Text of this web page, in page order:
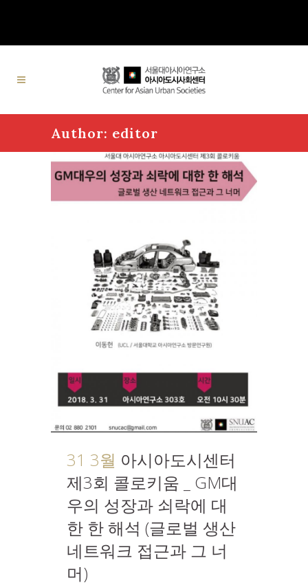
Author: editor
31 3월 아시아도시센터
제3회 콜로키움 _ GM대
우의 성장과 쇠락에 대
한 한 해석 (글로벌 생산
네트워크 접근과 그 너
머)